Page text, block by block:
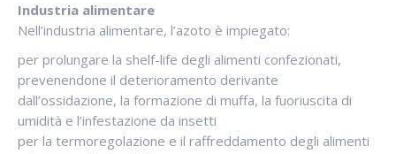
Industria alimentare
Nell’industria alimentare, l’azoto è impiegato:
per prolungare la shelf-life degli alimenti confezionati,
prevenendone il deterioramento derivante
dall’ossidazione, la formazione di muffa, la fuoriuscita di
umidità e l’infestazione da insetti
per la termoregolazione e il raffreddamento degli alimenti